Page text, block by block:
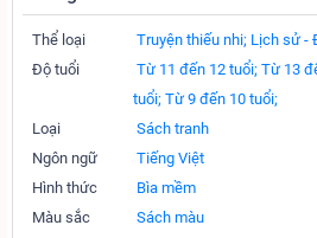
Thể loại Truyện thiếu nhi; Lịch sử -
Độ tuổi
Từ 11 đến 12 tuổi; Từ 13
tuổi; Từ 9 đến 10 tuổi;
Loại
Sách tranh
Ngôn ngữ
Tiếng Việt
Hình thức
Bìa mềm
Màu sắc
Sách màu